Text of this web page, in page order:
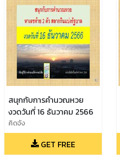
สนุกกับการคำนวณหวย
งวดวันที่ 16 ธันวาคม 2566
คิดจัง
GET FREE